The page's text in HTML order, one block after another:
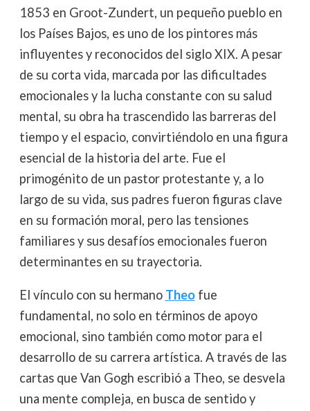
1853 en Groot-Zundert, un pequeño pueblo en
los Países Bajos, es uno de los pintores más
influyentes y reconocidos del siglo XIX. A pesar
de su corta vida, marcada por las dificultades
emocionales y la lucha constante con su salud
mental, su obra ha trascendido las barreras del
tiempo y el espacio, convirtiéndolo en una figura
esencial de la historia del arte. Fue el
primogénito de un pastor protestante y, a lo
largo de su vida, sus padres fueron figuras clave
en su formación moral, pero las tensiones
familiares y sus desafíos emocionales fueron
determinantes en su trayectoria.
El vínculo con su hermano Theofue
fundamental, no solo en términos de apoyo
emocional, sino también como motor para el
desarrollo de su carrera artística. A través de las
cartas que Van Gogh escribió a Theo, se desvela
una mente compleja, en busca de sentido y